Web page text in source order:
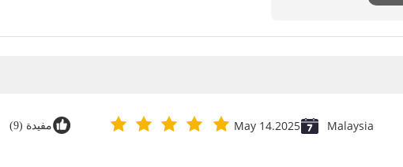
Malaysia
May 14.2025 مفيدة (9)